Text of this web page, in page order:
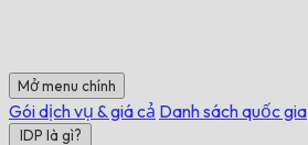
Mở menu chính
Gói dịch vụ & giá cả Danh sách quốc gia
IDP là gì?